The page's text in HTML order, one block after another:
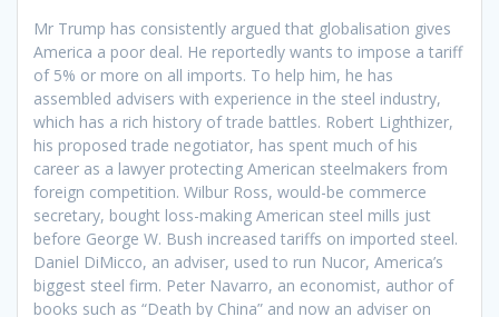
Mr Trump has consistently argued that globalisation gives
America a poor deal. He reportedly wants to impose a tariff
of 5% or more on all imports. To help him, he has
assembled advisers with experience in the steel industry,
which has a rich history of trade battles. Robert Lighthizer,
his proposed trade negotiator, has spent much of his
career as a lawyer protecting American steelmakers from
foreign competition. Wilbur Ross, would-be commerce
secretary, bought loss-making American steel mills just
before George W. Bush increased tariffs on imported steel.
Daniel DiMicco, an adviser, used to run Nucor, America’s
biggest steel firm. Peter Navarro, an economist, author of
books such as “Death by China” and now an adviser on